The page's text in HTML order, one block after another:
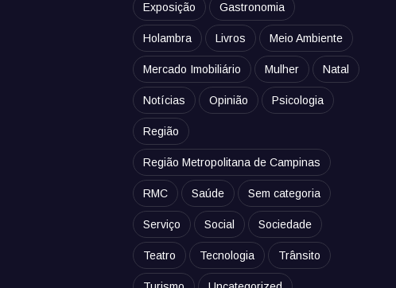
Exposição Gastronomia
Holambra Livros Meio Ambiente
Mercado Imobiliário Mulher Natal
Notícias Opinião Psicologia
Região
Região Metropolitana de Campinas
RMC Saúde Sem categoria
Serviço Social Sociedade
Teatro Tecnologia Trânsito